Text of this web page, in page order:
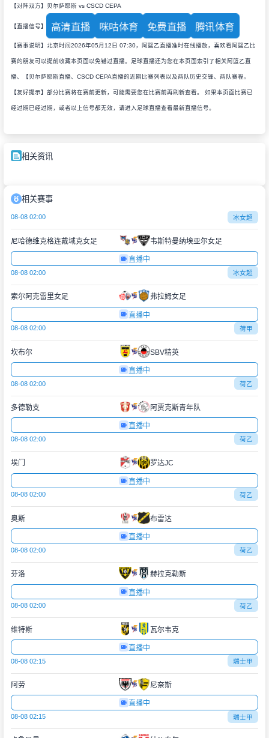
【对阵双方】贝尔萨耶斯 vs CSCD CEPA
【直播信号】 高清直播 咪咕体育 免费直播 腾讯体育
【赛事说明】北京时间2026年05月12日 07:30，阿篮乙直播准时在线播放，喜欢看阿篮乙比
赛的朋友可以提前收藏本页面以免错过直播。足球直播还为您在本页面索引了相关阿篮乙直
播、【贝尔萨耶斯直播、CSCD CEPA直播的近期比赛列表以及两队历史交锋、两队赛程。
【友好提示】部分比赛将在赛前更新，可能需要您在比赛前再刷新查看。 如果本页面比赛已
经过期已经过期，或者以上信号都无效，请进入足球直播查看最新直播信号。
相关资讯
相关赛事
08-08 02:00 冰女超
尼哈德维克格连戴域克女足 韦斯特曼纳埃亚尔女足
直播中
08-08 02:00 冰女超
索尔阿克雷里女足 弗拉姆女足
直播中
08-08 02:00 荷甲
坎布尔 SBV精英
直播中
08-08 02:00 荷乙
多德勒支 阿贾克斯青年队
直播中
08-08 02:00 荷乙
埃门 罗达JC
直播中
08-08 02:00 荷乙
奥斯 布雷达
直播中
08-08 02:00 荷乙
芬洛 赫拉克勒斯
直播中
08-08 02:00 荷乙
维特斯 瓦尔韦克
直播中
08-08 02:15 瑞士甲
阿劳 尼奈斯
直播中
08-08 02:15 瑞士甲